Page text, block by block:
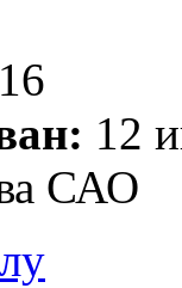
12
САО